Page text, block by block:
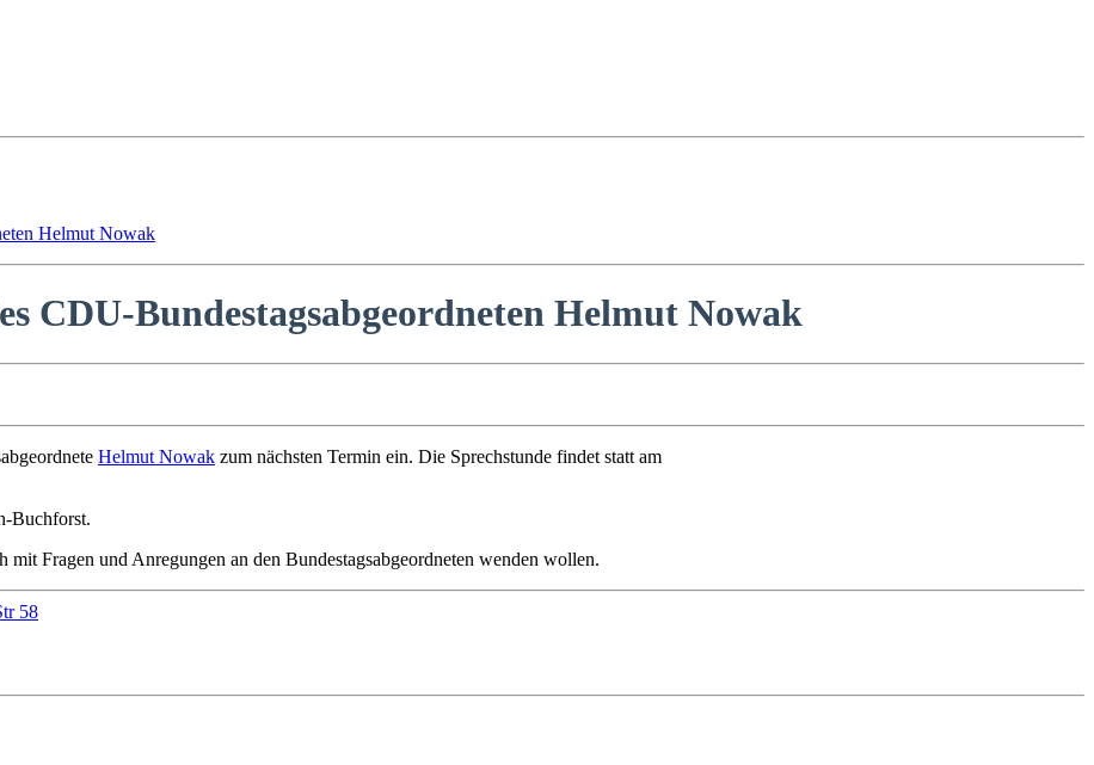
Helmut Nowak
CDU-Bundestagsabgeordneten Helmut Nowak
Helmut Nowak zum nächsten Termin ein. Die Sprechstunde findet statt am
Buchforst.
Fragen und Anregungen an den Bundestagsabgeordneten wenden wollen.
58